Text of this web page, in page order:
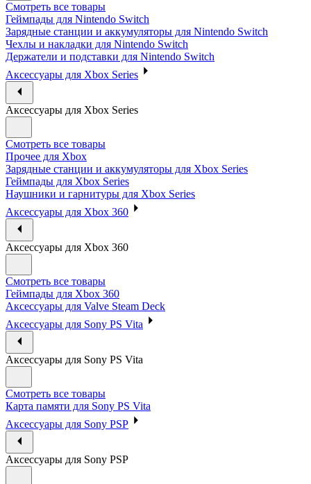
Смотреть все товары
Геймпады для Nintendo Switch
Зарядные станции и аккумуляторы для Nintendo Switch
Чехлы и накладки для Nintendo Switch
Держатели и подставки для Nintendo Switch
Аксессуары для Xbox Series
Аксессуары для Xbox Series
Смотреть все товары
Прочее для Xbox
Зарядные станции и аккумуляторы для Xbox Series
Геймпады для Xbox Series
Наушники и гарнитуры для Xbox Series
Аксессуары для Xbox 360
Аксессуары для Xbox 360
Смотреть все товары
Геймпады для Xbox 360
Аксессуары для Valve Steam Deck
Аксессуары для Sony PS Vita
Аксессуары для Sony PS Vita
Смотреть все товары
Карта памяти для Sony PS Vita
Аксессуары для Sony PSP
Аксессуары для Sony PSP